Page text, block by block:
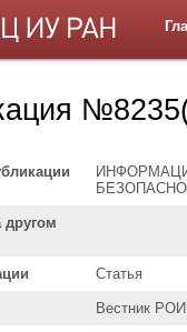
другом
Статья
Вестник